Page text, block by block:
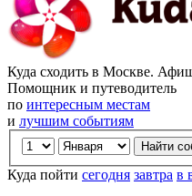
Куда сходить в Москве.
Помощник и путеводитель
по интересным местам
и лучшим событиям
Куда пойти сегодня завтра в